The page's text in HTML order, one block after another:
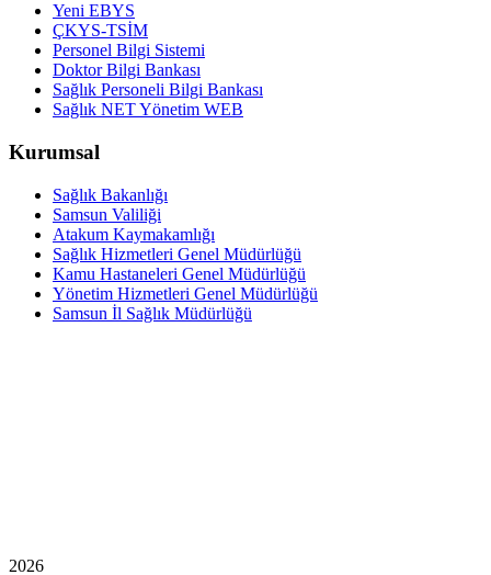
Yeni EBYS
ÇKYS-TSİM
Personel Bilgi Sistemi
Doktor Bilgi Bankası
Sağlık Personeli Bilgi Bankası
Sağlık NET Yönetim WEB
Kurumsal
Sağlık Bakanlığı
Samsun Valiliği
Atakum Kaymakamlığı
Sağlık Hizmetleri Genel Müdürlüğü
Kamu Hastaneleri Genel Müdürlüğü
Yönetim Hizmetleri Genel Müdürlüğü
Samsun İl Sağlık Müdürlüğü
2026